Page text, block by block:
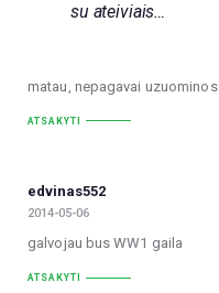
su ateiviais…
matau, nepagavai uzuominos.
ATSAKYTI
edvinas552
2014-05-06
galvojau bus WW1 gaila
ATSAKYTI